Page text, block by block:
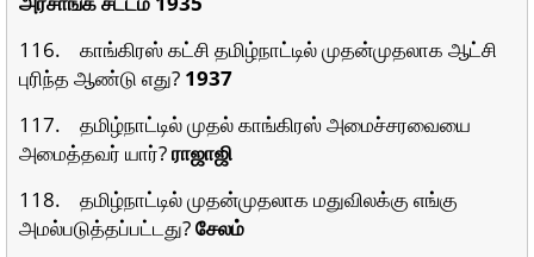
116. காங்கிரஸ் கட்சி தமிழ்நாட்டில் முதன்முதலாக ஆட்சி
புரிந்த ஆண்டு எது? 1937
117. தமிழ்நாட்டில் முதல் காங்கிரஸ் அமைச்சரவையை
அமைத்தவர் யார்?ராஜாஜி
118. தமிழ்நாட்டில் முதன்முதலாக மதுவிலக்கு எங்கு
அமல்படுத்தப்பட்டது?சேலம்